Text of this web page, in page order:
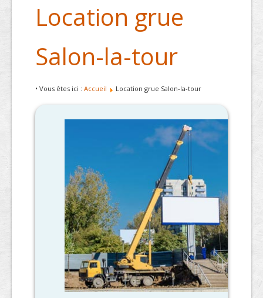
Location grue
Salon-la-tour
• Vous êtes ici : Accueil Location grue Salon-la-tour